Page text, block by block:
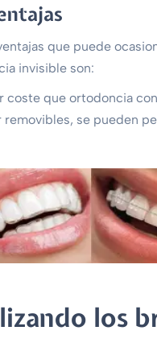
que puede
invisible son:
coste que ortodoncia
removibles, se pueden
los